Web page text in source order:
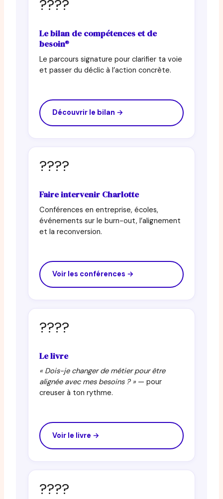
????
Le bilan de compétences et de
besoin®
Le parcours signature pour clarifier ta voie
et passer du déclic à l’action concrète.
Découvrir le bilan →
????
Faire intervenir Charlotte
Conférences en entreprise, écoles,
événements sur le burn-out, l’alignement
et la reconversion.
Voir les conférences →
????
Le livre
« Dois-je changer de métier pour être
alignée avec mes besoins ? » — pour
creuser à ton rythme.
Voir le livre →
????